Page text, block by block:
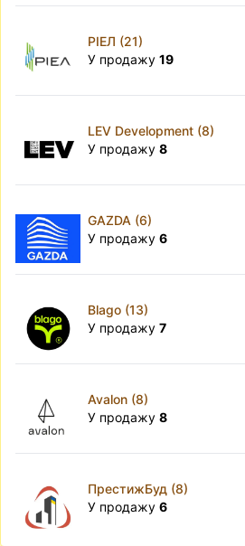
РІЕЛ (21)
У продажу 19
LEV Development (8)
У продажу 8
GAZDA (6)
У продажу 6
Blago (13)
У продажу 7
Avalon (8)
У продажу 8
ПрестижБуд (8)
У продажу 6